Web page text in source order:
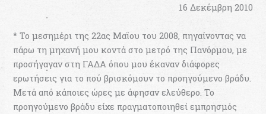
16 Δεκέμβρη 2010
* Το μεσημέρι της 22ας Μαΐου του 2008, πηγαίνοντας να
πάρω τη μηχανή μου κοντά στο μετρό της Πανόρμου, με
προσήγαγαν στη ΓΑΔΑ όπου μου έκαναν διάφορες
ερωτήσεις για το πού βρισκόμουν το προηγούμενο βράδυ.
Μετά από κάποιες ώρες με άφησαν ελεύθερο. Το
προηγούμενο βράδυ είχε πραγματοποιηθεί εμπρησμός